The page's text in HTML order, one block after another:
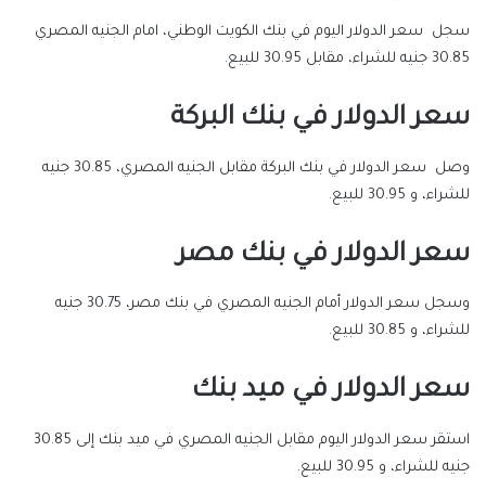
سجل سعر الدولار اليوم في بنك الكويت الوطني، امام الجنيه المصري
30.85 جنيه للشراء، مقابل 30.95 للبيع.
سعر الدولار في بنك البركة
وصل سعر الدولار في بنك البركة مقابل الجنيه المصري، 30.85 جنيه
للشراء، و 30.95 للبيع.
سعر الدولار في بنك مصر
وسجل سعر الدولار أمام الجنيه المصري في بنك مصر، 30.75 جنيه
للشراء، و 30.85 للبيع.
سعر الدولار في ميد بنك
استقر سعر الدولار اليوم مقابل الجنيه المصري في ميد بنك إلى 30.85
جنيه للشراء، و 30.95 للبيع.